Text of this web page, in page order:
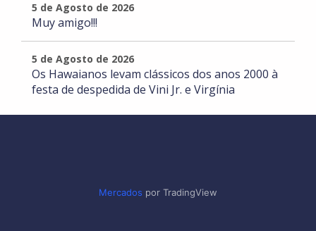
5 de Agosto de 2026
Muy amigo!!!
5 de Agosto de 2026
Os Hawaianos levam clássicos dos anos 2000 à
festa de despedida de Vini Jr. e Virgínia
Mercados por TradingView